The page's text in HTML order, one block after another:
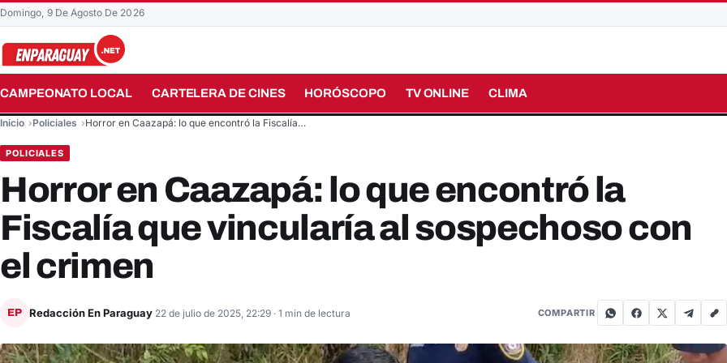
Domingo, 9 De Agosto De 2026
CAMPEONATO LOCAL CARTELERA DE CINES HORÓSCOPO TV ONLINE CLIMA
Buscar en el sitio
Inicio Policiales Horror en Caazapá: lo que encontró la Fiscalía…
POLICIALES
Horror en Caazapá: lo que encontró la
Fiscalía que vincularía al sospechoso con
el crimen
EP Redacción En Paraguay 22 de julio de 2025, 22:29 · 1 min de lectura COMPARTIR